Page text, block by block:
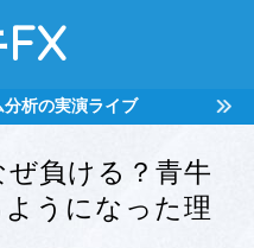
析の実演ライブ
負ける？青牛
うになった理